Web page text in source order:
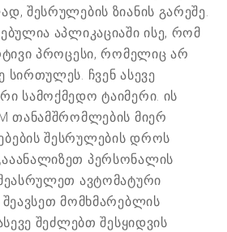
შესრულების ზიანის გარეშე.
აპლიკაციაში ისე, რომ
პროცესი, რომელიც არ
სირთულეს. ჩვენ ასევე
სამოქმედო ტაიმერი. ის
თანამშრომლების მიერ
შესრულების დროს
პერსონალის
ავტომატური
შეავსეთ მომხმარებლის
შეძლებთ შესყიდვის